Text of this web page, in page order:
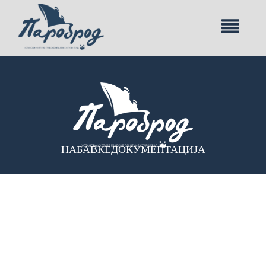
НАБАВКЕДОКУМЕНТАЦИЈА